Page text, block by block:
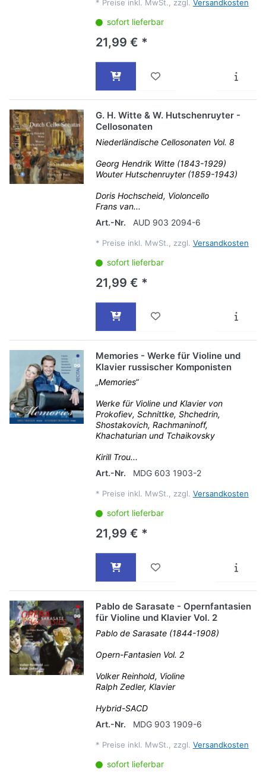
* Preise inkl. MwSt., zzgl. Versandkosten
sofort lieferbar
21,99 € *
G. H. Witte & W. Hutschenruyter -
Cellosonaten
Niederländische Cellosonaten Vol. 8
Georg Hendrik Witte (1843-1929)
Wouter Hutschenruyter (1859-1943)
Doris Hochscheid, Violoncello
Frans van...
Art.-Nr.
AUD 903 2094-6
* Preise inkl. MwSt., zzgl. Versandkosten
sofort lieferbar
21,99 € *
Memories - Werke für Violine und
Klavier russischer Komponisten
„Memories“
Werke für Violine und Klavier von
Prokofiev, Schnittke, Shchedrin,
Shostakovich, Rachmaninoff,
Khachaturian und Tchaikovsky
Kirill Trou...
Art.-Nr.
MDG 603 1903-2
* Preise inkl. MwSt., zzgl. Versandkosten
sofort lieferbar
21,99 € *
Pablo de Sarasate - Opernfantasien
für Violine und Klavier Vol. 2
Pablo de Sarasate (1844-1908)
Opern-Fantasien Vol. 2
Volker Reinhold, Violine
Ralph Zedler, Klavier
Hybrid-SACD
Art.-Nr.
MDG 903 1909-6
* Preise inkl. MwSt., zzgl. Versandkosten
sofort lieferbar